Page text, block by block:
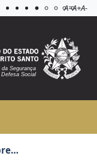
Aplicar
A=A+A-
da Segurança
Defesa Social
Polícia Civil prende suspeito de matar motorista de aplicativo em Rio Bananal